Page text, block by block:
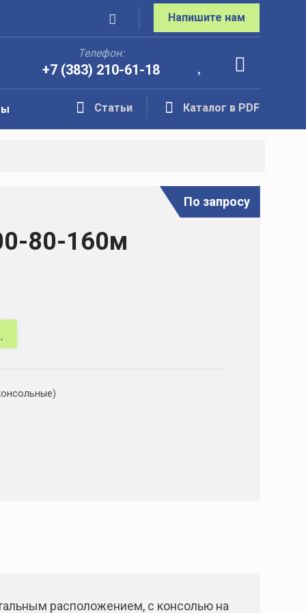
Напишите нам
Телефон:
+7 (383) 210-61-18
Каталог в PDF
Статьи
80-160м
По запросу
расположением, с консолью на